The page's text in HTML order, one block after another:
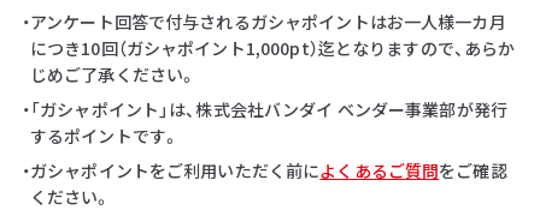
・アンケート回答で付与されるガシャポイントはお一人様一カ月
につき10回（ガシャポイント1,000pt）迄となりますので、あらか
じめご了承ください。
・「ガシャポイント」は、株式会社バンダイ ベンダー事業部が発行
するポイントです。
・ガシャポイントをご利用いただく前によくあるご質問をご確認
ください。